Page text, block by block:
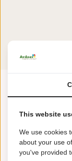
This website
We use cookies
about your use
you've provided